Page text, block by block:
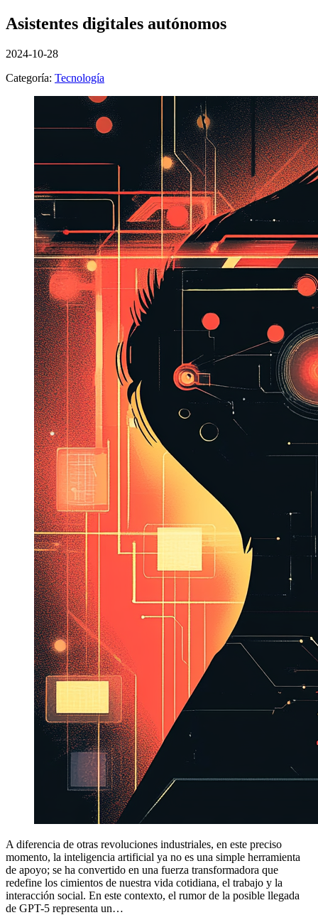
Asistentes digitales autónomos
2024-10-28
Categoría: Tecnología
A diferencia de otras revoluciones industriales, en este preciso
momento, la inteligencia artificial ya no es una simple herramienta
de apoyo; se ha convertido en una fuerza transformadora que
redefine los cimientos de nuestra vida cotidiana, el trabajo y la
interacción social. En este contexto, el rumor de la posible llegada
de GPT-5 representa un…